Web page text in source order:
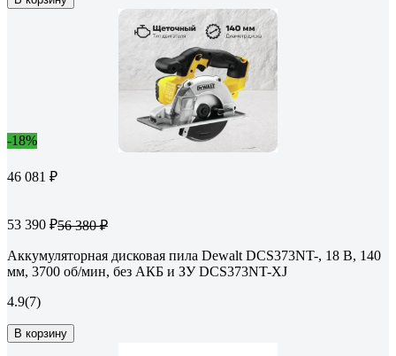
-18%
46 081 ₽
53 390 ₽56 380 ₽
Аккумуляторная дисковая пила Dewalt DCS373NT-, 18 В, 140
мм, 3700 об/мин, без АКБ и ЗУ DCS373NT-XJ
4.9(7)
В корзину